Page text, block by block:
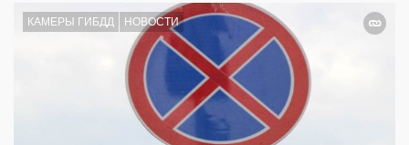
КАМЕРЫ ГИБДД НОВОСТИ